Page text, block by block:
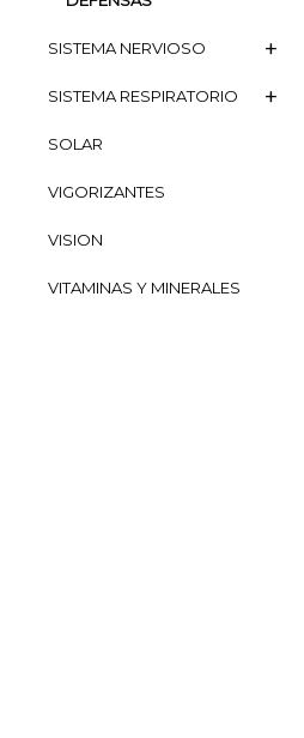
SISTEMA NERVIOSO
SISTEMA RESPIRATORIO
SOLAR
VIGORIZANTES
VISION
VITAMINAS Y MINERALES